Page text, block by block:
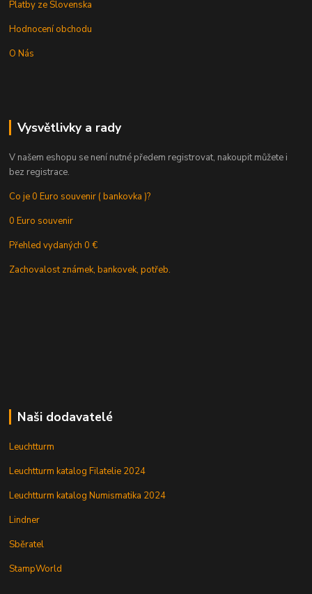
Platby ze Slovenska
Hodnocení obchodu
O Nás
Vysvětlivky a rady
V našem eshopu se není nutné předem registrovat, nakoupit můžete i
bez registrace.
Co je 0 Euro souvenir ( bankovka )?
0 Euro souvenir
Přehled vydaných 0 €
Zachovalost známek, bankovek, potřeb.
Naši dodavatelé
Leuchtturm
Leuchtturm katalog Filatelie 2024
Leuchtturm katalog Numismatika 2024
Lindner
Sběratel
StampWorld